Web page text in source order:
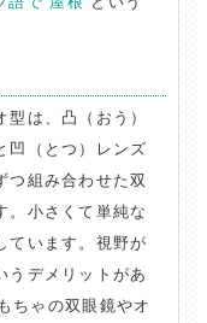
型は、凸（おう）
凹（とつ）レンズ
つ組み合わせた双
。小さくて単純な
ています。視野が
うデメリットがあ
ちゃの双眼鏡やオ